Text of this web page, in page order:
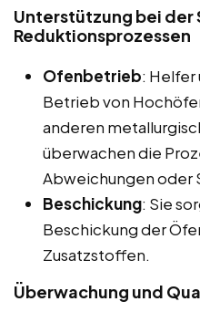
Unterstützung bei der
Reduktionsprozessen
Ofenbetrieb:
Betrieb von
anderen
überwachen die
Abweichungen oder
Beschickung: Sie
Beschickung der
Zusatzstoffen.
Überwachung und